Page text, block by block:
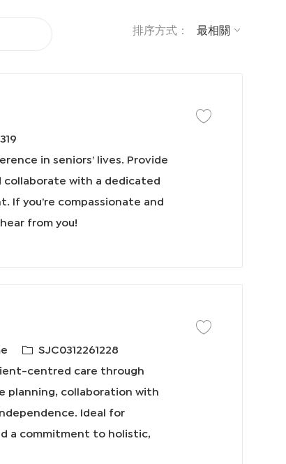
排序方式：
in seniors’ lives. Provide
collaborate with a dedicated
If you’re compassionate and
from you!
保存工作 Caregiver
必
I
D
SJC0312261228
centred care through
planning, collaboration with
Ideal for
a commitment to holistic,
保存工作 Physical